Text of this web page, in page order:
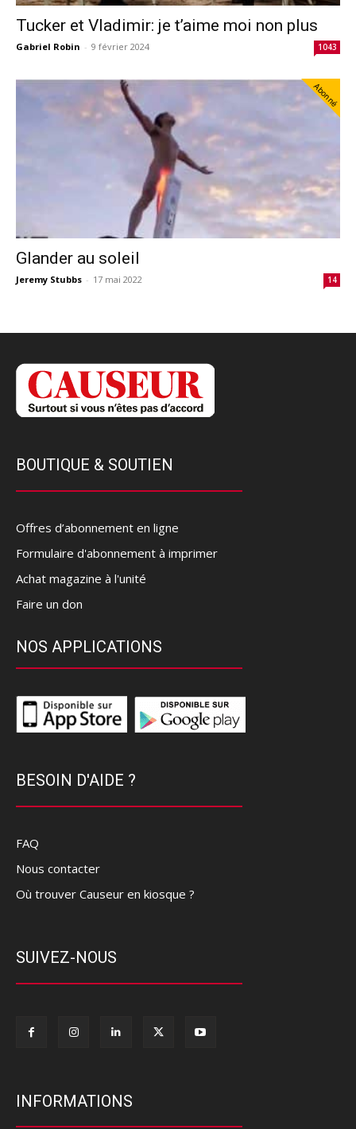
Tucker et Vladimir: je t’aime moi non plus
Gabriel Robin - 9 février 2024 1043
Abonné
Glander au soleil
Jeremy Stubbs - 17 mai 2022 14
BOUTIQUE & SOUTIEN
Offres d’abonnement en ligne
Formulaire d'abonnement à imprimer
Achat magazine à l'unité
Faire un don
NOS APPLICATIONS
BESOIN D'AIDE ?
FAQ
Nous contacter
Où trouver Causeur en kiosque ?
SUIVEZ-NOUS
INFORMATIONS